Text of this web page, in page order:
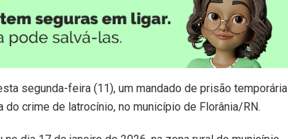
segunda-feira (11), um mandado de prisão temporária
crime de latrocínio, no município de Florânia/RN.